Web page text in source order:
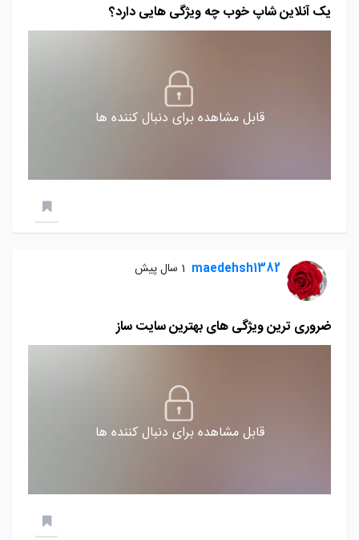
یک آنلاین شاپ خوب چه ویژگی هایی دارد؟
قابل مشاهده برای دنبال کننده ها
maedehsh1382 1 سال پیش
ضروری ترین ویژگی های بهترین سایت ساز
قابل مشاهده برای دنبال کننده ها